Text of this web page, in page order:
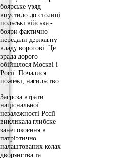
боярське уряд
впустило до столиці
польські війська -
бояри фактично
передали державну
владу ворогові. Це
зрада дорого
обійшлося Москві і
Росії. Почалися
пожежі, насильство.
Загроза втрати
національної
незалежності Росії
викликала глибоке
занепокоєння в
патріотично
налаштованих колах
дворянства та